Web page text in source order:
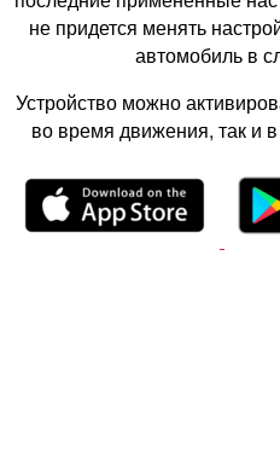
не придется менять
автомобиль в
Устройство можно
во время движения, так и